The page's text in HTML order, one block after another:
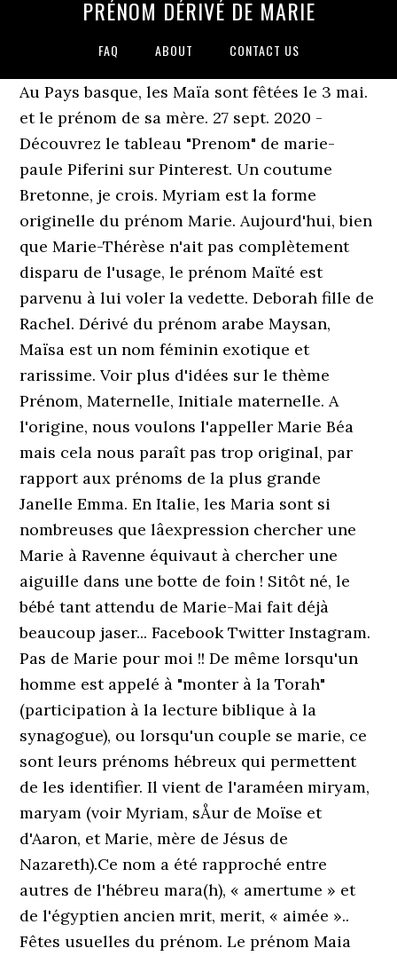
PRÉNOM DÉRIVÉ DE MARIE
FAQ ABOUT CONTACT US
Au Pays basque, les Maïa sont fêtées le 3 mai.
et le prénom de sa mère. 27 sept. 2020 -
Découvrez le tableau "Prenom" de marie-
paule Piferini sur Pinterest. Un coutume
Bretonne, je crois. Myriam est la forme
originelle du prénom Marie. Aujourd'hui, bien
que Marie-Thérèse n'ait pas complètement
disparu de l'usage, le prénom Maïté est
parvenu à lui voler la vedette. Deborah fille de
Rachel. Dérivé du prénom arabe Maysan,
Maïsa est un nom féminin exotique et
rarissime. Voir plus d'idées sur le thème
Prénom, Maternelle, Initiale maternelle. A
l'origine, nous voulons l'appeller Marie Béa
mais cela nous paraît pas trop original, par
rapport aux prénoms de la plus grande
Janelle Emma. En Italie, les Maria sont si
nombreuses que lâexpression chercher une
Marie à Ravenne équivaut à chercher une
aiguille dans une botte de foin ! Sitôt né, le
bébé tant attendu de Marie-Mai fait déjà
beaucoup jaser... Facebook Twitter Instagram.
Pas de Marie pour moi !! De même lorsqu'un
homme est appelé à "monter à la Torah"
(participation à la lecture biblique à la
synagogue), ou lorsqu'un couple se marie, ce
sont leurs prénoms hébreux qui permettent
de les identifier. Il vient de l'araméen miryam,
maryam (voir Myriam, sÅur de Moïse et
d'Aaron, et Marie, mère de Jésus de
Nazareth).Ce nom a été rapproché entre
autres de l'hébreu mara(h), « amertume » et
de l'égyptien ancien mrit, merit, « aimée »..
Fêtes usuelles du prénom. Le prénom Maia